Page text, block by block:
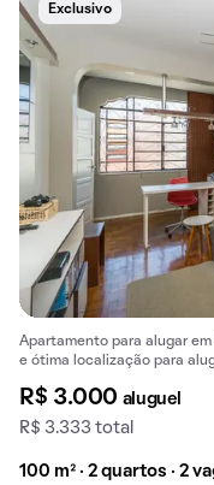
Exclusivo
Apartamento para alugar em
e ótima localização para
R$ 3.000 aluguel
R$ 3.333 total
100 m² · 2 quartos · 2